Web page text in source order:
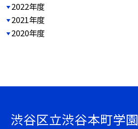
2022年度
2021年度
2020年度
渋谷区立渋谷本町学園